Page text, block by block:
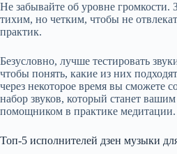
Не забывайте об уровне громкости.
тихим, но четким, чтобы не
практик.
Безусловно, лучше тестировать
чтобы понять, какие из них
через некоторое время вы сможете
набор звуков, который станет
помощником в практике медитации.
Топ-5 исполнителей дзен музыки